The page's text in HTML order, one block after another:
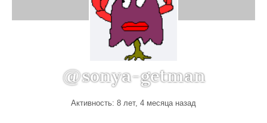
@sonya-getman
Активность: 8 лет, 4 месяца назад